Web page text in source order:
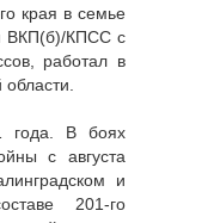
края в семье
ВКП(б)/КПСС с
работал в
года. В боях
с августа
и
201-го